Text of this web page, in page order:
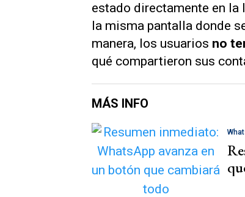
estado directamente en la
la misma pantalla donde
manera, los usuarios no
qué compartieron sus
MÁS INFO